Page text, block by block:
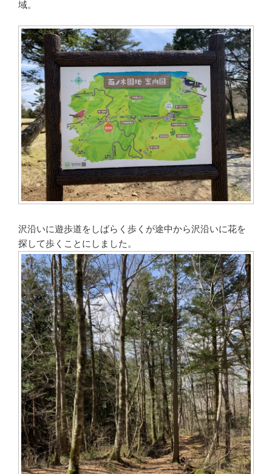
域。
沢沿いに遊歩道をしばらく歩くが途中から沢沿いに花を
探して歩くことにしました。